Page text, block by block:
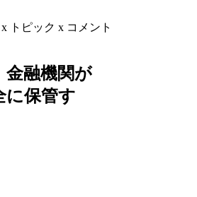
トピック x コメント
金融機関が
に保管す